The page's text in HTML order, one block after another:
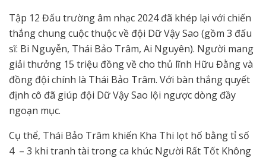
Tập 12 Đấu trường âm nhạc 2024 đã khép lại với chiến
thắng chung cuộc thuộc về đội Dữ Vậy Sao (gồm 3 đấu
sĩ: Bi Nguyễn, Thái Bảo Trâm, Ai Nguyên). Người mang
giải thưởng 15 triệu đồng về cho thủ lĩnh Hữu Đằng và
đồng đội chính là Thái Bảo Trâm. Với bàn thắng quyết
định cô đã giúp đội Dữ Vậy Sao lội ngược dòng đầy
ngoạn mục.
Cụ thể, Thái Bảo Trâm khiến Kha Thi lọt hố bằng tỉ số
4 – 3 khi tranh tài trong ca khúc Người Rất Tốt Không